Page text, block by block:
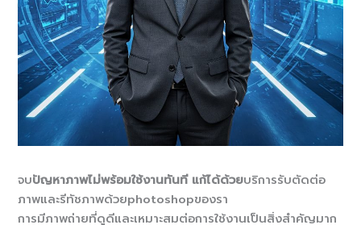
จบปัญหาภาพไม่พร้อมใช้งานทันที แก้ได้ด้วยบริการรับตัดต่อ
ภาพและรีทัชภาพด้วยphotoshopของรา
การมีภาพถ่ายที่ดูดีและเหมาะสมต่อการใช้งานเป็นสิ่งสำคัญมาก